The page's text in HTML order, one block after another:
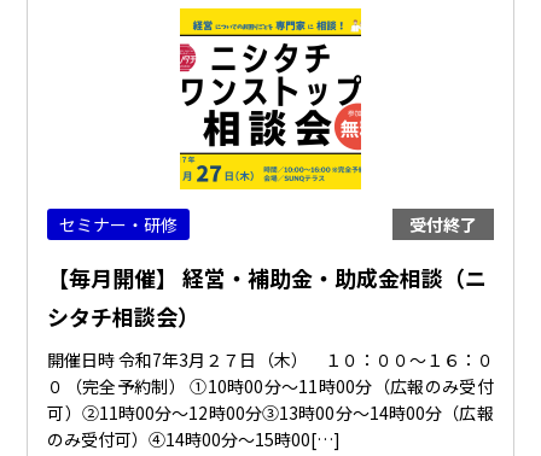
セミナー・研修 受付終了
【毎月開催】 経営・補助金・助成金相談（ニ
シタチ相談会）
開催日時 令和7年3月２７日（木） １０：００～１６：０
０（完全予約制） ①10時00分～11時00分（広報のみ受付
可）②11時00分～12時00分③13時00分～14時00分（広報
のみ受付可）④14時00分～15時00[…]